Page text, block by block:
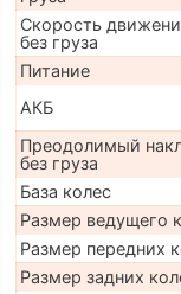
Скорость
без груза
Питание
АКБ
Преодолимый
без груза
База колес
Размер ведущего
Размер передних
Размер задних